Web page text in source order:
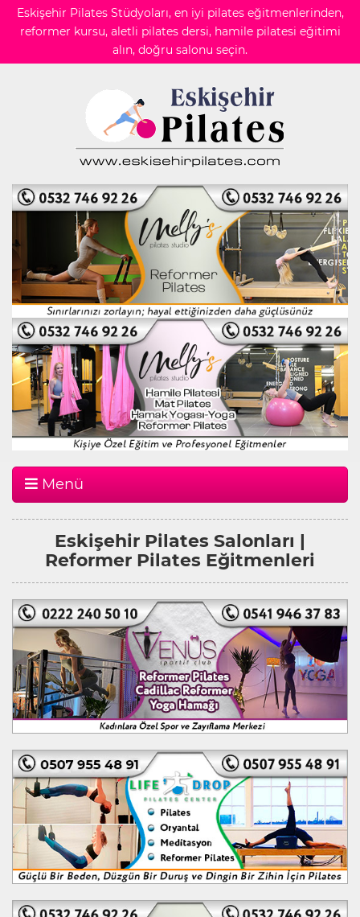
Eskişehir Pilates Stüdyoları, en iyi pilates eğitmenlerinden,
reformer kursu, aletli pilates dersi, hamile pilatesi eğitimi
alın, doğru salonu seçin.
Menü
Eskişehir Pilates Salonları |
Reformer Pilates Eğitmenleri